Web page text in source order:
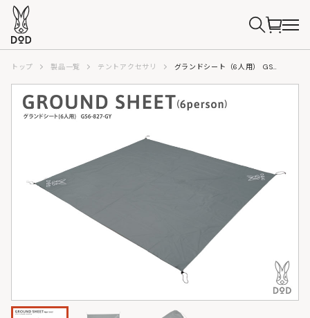
トップ 製品一覧 テントアクセサリ グランドシート（6人用） GS6-827-GY